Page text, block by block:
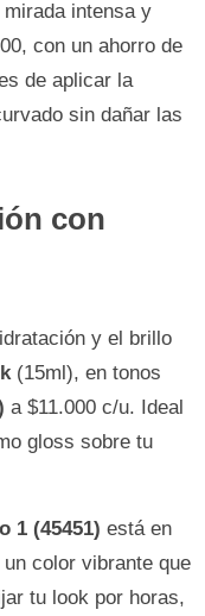
intensa y
con un ahorro de
de aplicar la
sin dañar las
con
y el brillo
(15ml), en tonos
a $11.000 c/u. Ideal
gloss sobre tu
1 (45451) está en
color vibrante que
tu look por horas,